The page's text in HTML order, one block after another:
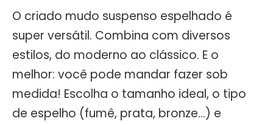
O criado mudo suspenso espelhado é
super versátil. Combina com diversos
estilos, do moderno ao clássico. E o
melhor: você pode mandar fazer sob
medida! Escolha o tamanho ideal, o tipo
de espelho (fumê, prata, bronze…) e